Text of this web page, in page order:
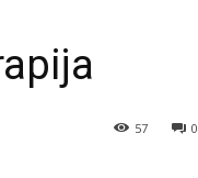
0
57